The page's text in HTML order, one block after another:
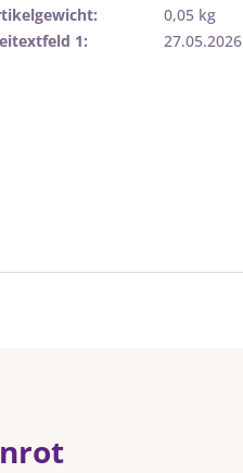
0,05 kg
1:
27.05.2026